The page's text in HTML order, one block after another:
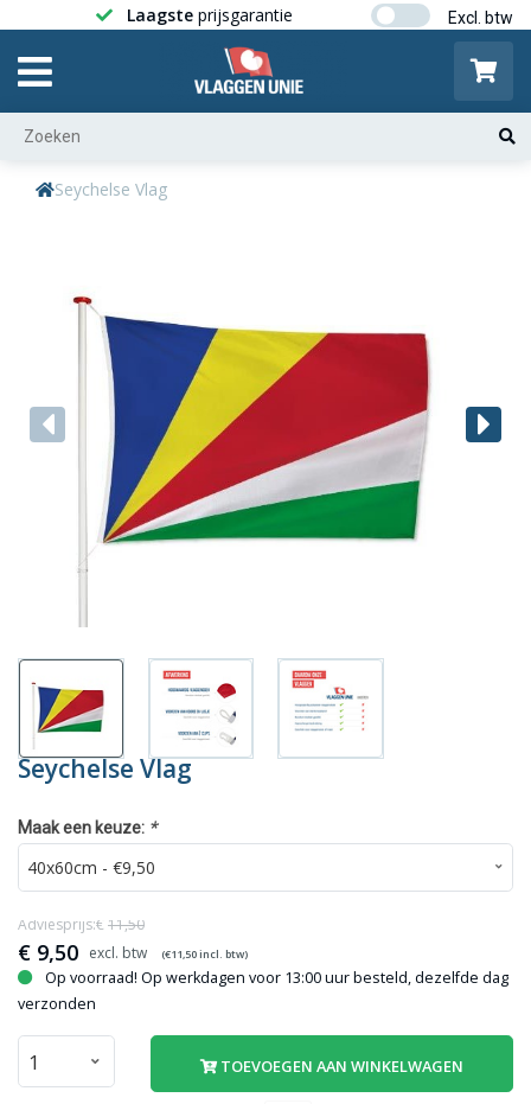
Laagste prijsgarantie Gratis
Seychelse Vlag
Seychelse Vlag
Maak een keuze: *
€ 9,50 (€11,50incl. btw)
Adviesprijs:€ 11,50
Op voorraad! Op werkdagen voor 13:00 uur besteld, dezelfde dag
verzonden
TOEVOEGEN AAN WINKELWAGEN